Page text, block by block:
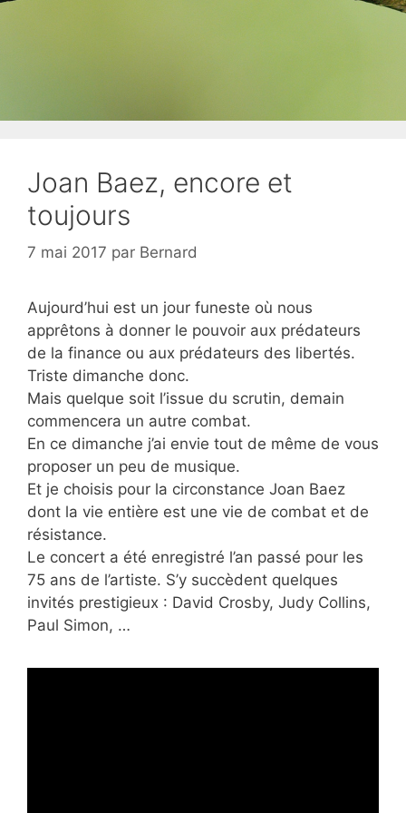
Joan Baez, encore et
toujours
7 mai 2017 par Bernard
Aujourd’hui est un jour funeste où nous
apprêtons à donner le pouvoir aux prédateurs
de la finance ou aux prédateurs des libertés.
Triste dimanche donc.
Mais quelque soit l’issue du scrutin, demain
commencera un autre combat.
En ce dimanche j’ai envie tout de même de vous
proposer un peu de musique.
Et je choisis pour la circonstance Joan Baez
dont la vie entière est une vie de combat et de
résistance.
Le concert a été enregistré l’an passé pour les
75 ans de l’artiste. S’y succèdent quelques
invités prestigieux : David Crosby, Judy Collins,
Paul Simon, …